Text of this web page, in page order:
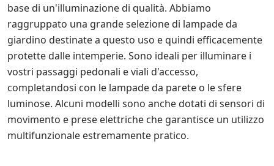
base di un'illuminazione di qualità. Abbiamo
raggruppato una grande selezione di lampade da
giardino destinate a questo uso e quindi efficacemente
protette dalle intemperie. Sono ideali per illuminare i
vostri passaggi pedonali e viali d'accesso,
completandosi con le lampade da parete o le sfere
luminose. Alcuni modelli sono anche dotati di sensori di
movimento e prese elettriche che garantisce un utilizzo
multifunzionale estremamente pratico.